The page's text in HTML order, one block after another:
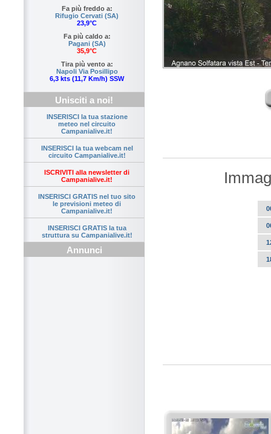
Fa più freddo a:
Rifugio Cervati (SA)
23,9°C
Fa più caldo a:
Pagani (SA)
35,9°C
Tira più vento a:
Napoli Via Posillipo
6,3 kts (11,7 Km/h) SSW
Unisciti a noi!
INSERISCI la tua stazione
meteo nel circuito
Campanialive.it!
INSERISCI la tua webcam nel
circuito Campanialive.it!
ISCRIVITI alla newsletter di
Campanialive.it!
INSERISCI GRATIS nel tuo sito
le previsioni meteo di
Campanialive.it!
INSERISCI GRATIS la tua
struttura su Campanialive.it!
Annunci